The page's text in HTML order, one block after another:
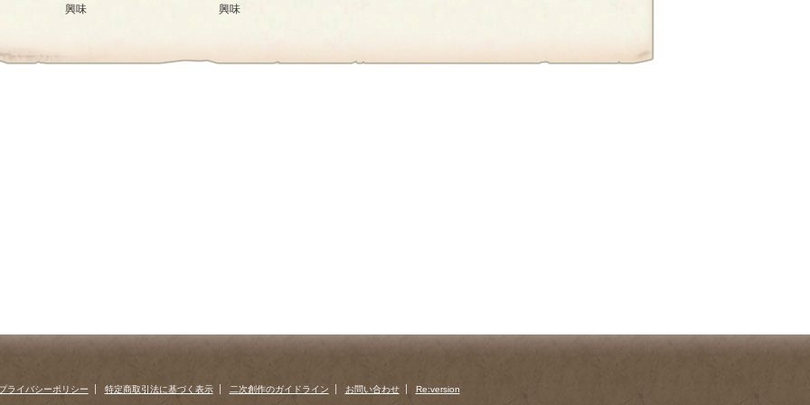
興味 興味
ライバシーポリシー 特定商取引法に基づく表示 二次創作のガイドライン お問い合わせ Re:version